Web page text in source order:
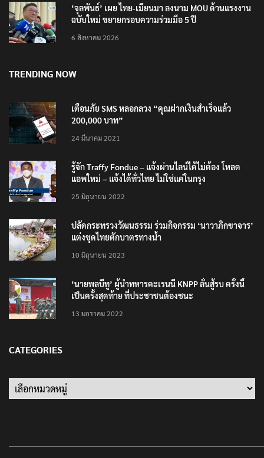
‘จุลพันธ์’ เผย ไทย-เมียนมา ลงนาม MOU ด้านแรงงาน
ฉบับใหม่ ขยายกรอบความร่วมมือ 5 ปี
6 สิงหาคม 2026
TRENDING NOW
เตือนภัย SMS หลอกลวง “คุณฝากเงินสำเร็จแล้ว
200,000 บาท”
24 มีนาคม 2021
รู้จัก Traffy Fondue – แจ้งผ่านไลน์ได้ไม่ต้อง โหลด
แอพใหม่ – แจ้งได้ทั่วไทย ไม่ใช่แค่ในกรุง
25 มิถุนายน 2022
ปลัดกระทรวงวัฒนธรรม ร่วมกิจกรรม ‘นาวาภิกขาจาร’
แต่งชุดไทยตักบาตรทางน้ำ
10 มิถุนายน 2023
‘นายพลบีทู’ ผู้นำทหารคะเรนนี KNPP ลั่นสู้รบ ครั้งนี้
เป็นครั้งสุดท้าย ที่ประชาชนต้องชนะ
13 มกราคม 2022
CATEGORIES
Categories